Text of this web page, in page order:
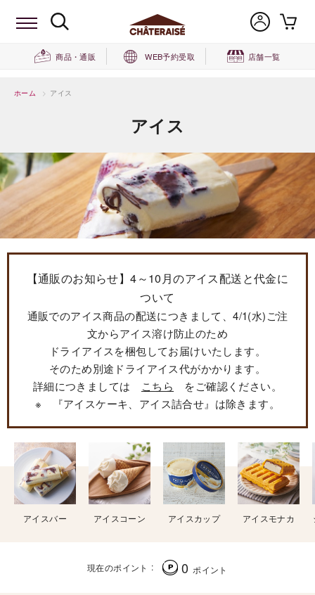
商品・通販 WEB予約受取 店舗一覧
ホーム > アイス
アイス
【通販のお知らせ】4～10月のアイス配送と代金に
ついて
通販でのアイス商品の配送につきまして、4/1(水)ご注
文からアイス溶け防止のため
ドライアイスを梱包してお届けいたします。
そのため別途ドライアイス代がかかります。
詳細につきましては
こちら をご確認ください。
※ 『アイスケーキ、アイス詰合せ』は除きます。
アイスバー アイスコーン アイスカップ アイスモナカ
現在のポイント 0 ポイント